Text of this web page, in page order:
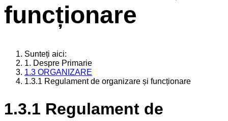
funcționare
Sunteți aici:
1. Despre Primarie
1.3 ORGANIZARE
1.3.1 Regulament de organizare și funcționare
1.3.1 Regulament de